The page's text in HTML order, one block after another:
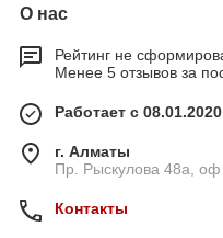
О нас
Рейтинг не
Менее 5 отзывов за
Работает с 08.01.2020
г. Алматы
Пр. Рыскулова 48а, оф
Контакты